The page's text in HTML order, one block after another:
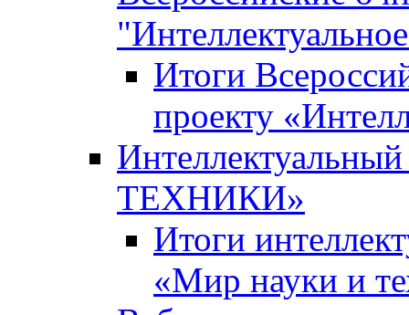
Итоги
проекту
ТЕХНИКИ»
Итоги
«Мир науки и